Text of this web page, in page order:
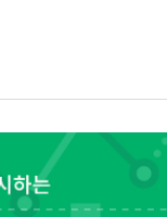
[속보]
이번주
美, 이란
강릉·동
폐기물
서울 중